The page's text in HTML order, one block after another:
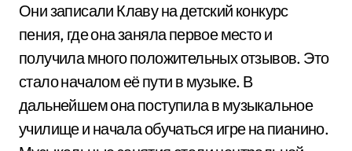
Они записали Клаву на детский конкурс
пения, где она заняла первое место и
получила много положительных отзывов. Это
стало началом её пути в музыке. В
дальнейшем она поступила в музыкальное
училище и начала обучаться игре на пианино.